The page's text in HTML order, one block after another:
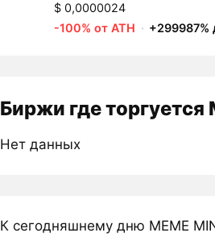
$ 0,0000024
-100% от ATH · +299987%
Биржи где торгуется
Нет данных
К сегодняшнему дню MEME